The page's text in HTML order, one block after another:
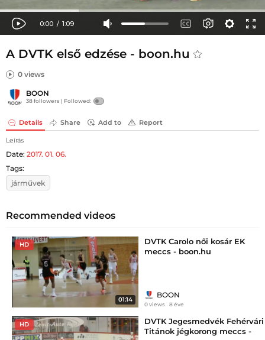
A DVTK első edzése - boon.hu
0 views
BOON
38 followers | Followed:
Details Share Add to Report
Leírás
Date: 2017. 01. 06.
Tags:
járművek
Recommended videos
HD
01:14
DVTK Carolo női kosár EK
meccs - boon.hu
BOON
0 views 8 éve
HD
DVTK Jegesmedvék Fehérvári
Titánok jégkorong meccs -